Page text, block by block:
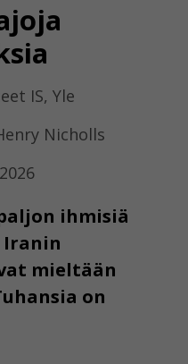
IS, Yle
Nicholls
ihmisiä
Iranin
mieltään
on